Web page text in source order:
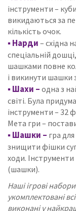
інструменти –
викидаються за
кількість очок.
▪Нарди – східна
спеціальній
шашками повне
і викинути
▪Шахи – одна з
світі. Була
інструменти – 32
Мета гри –
▪Шашки – гра
знищити фішки
ходи.
(шашки).
Наші ігрові
укомплектовані
виконані у